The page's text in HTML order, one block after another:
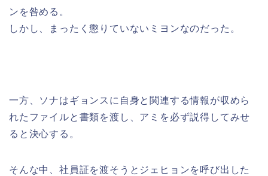
ンを咎める。
しかし、まったく懲りていないミヨンなのだった。
一方、ソナはギョンスに自身と関連する情報が収めら
れたファイルと書類を渡し、アミを必ず説得してみせ
ると決心する。
そんな中、社員証を渡そうとジェヒョンを呼び出した